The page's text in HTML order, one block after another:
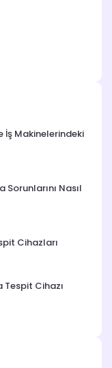
İş Makinelerindeki
Sorunlarını Nasıl
Cihazları
Tespit Cihazı